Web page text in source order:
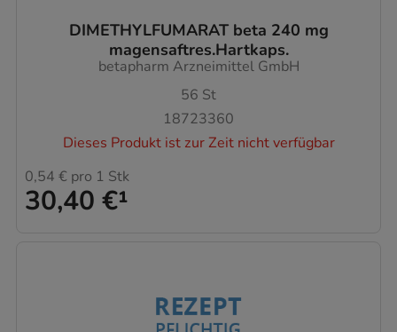
DIMETHYLFUMARAT beta 240 mg
magensaftres.Hartkaps.
betapharm Arzneimittel GmbH
56 St
18723360
Dieses Produkt ist zur Zeit nicht verfügbar
30,40 €¹
0,54 € pro 1 Stk